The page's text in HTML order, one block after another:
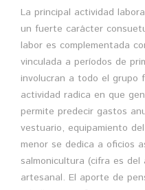
La principal actividad
un fuerte carácter
labor es complementada
vinculada a períodos de
involucran a todo el grupo
actividad radica en que
permite predecir gastos
vestuario, equipamiento
menor se dedica a oficios
salmonicultura (cifra es
artesanal. El aporte de